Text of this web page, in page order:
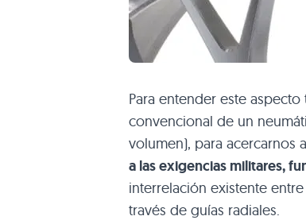
Para entender este
convencional de un
volumen), para acercarnos a
a las exigencias militares,
interrelación existente
través de guías radiales.